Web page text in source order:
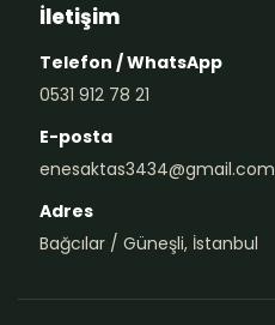
İletişim
Telefon / WhatsApp
0531 912 78 21
E-posta
enesaktas3434@gmail.com
Adres
Bağcılar / Güneşli, İstanbul